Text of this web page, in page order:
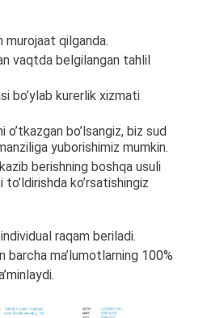
murojaat qilganda.
vaqtda belgilangan tahlil
bo’ylab kurerlik xizmati
bo’lsangiz, biz sud
yuborishimiz mumkin.
berishning boshqa usuli
ko’rsatishingiz
raqam beriladi.
barcha ma’lumotlarning 100%